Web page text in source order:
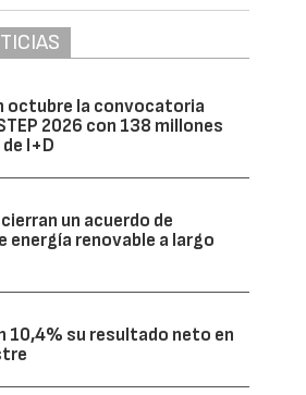
octubre la convocatoria
2026 con 138 millones
I+D
un acuerdo de
energía renovable a largo
10,4% su resultado neto en